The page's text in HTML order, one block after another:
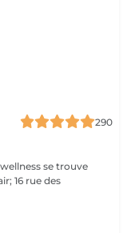
290
se trouve
16 rue des